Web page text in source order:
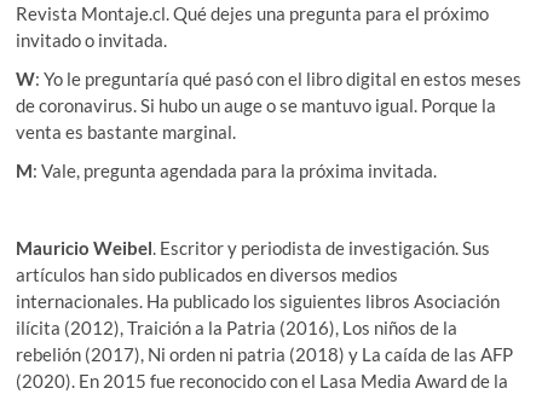
Revista Montaje.cl. Qué dejes una pregunta para el próximo
invitado o invitada.
W: Yo le preguntaría qué pasó con el libro digital en estos meses
de coronavirus. Si hubo un auge o se mantuvo igual. Porque la
venta es bastante marginal.
M: Vale, pregunta agendada para la próxima invitada.
Mauricio Weibel. Escritor y periodista de investigación. Sus
artículos han sido publicados en diversos medios
internacionales. Ha publicado los siguientes libros Asociación
ilícita (2012), Traición a la Patria (2016), Los niños de la
rebelión (2017), Ni orden ni patria (2018) y La caída de las AFP
(2020). En 2015 fue reconocido con el Lasa Media Award de la